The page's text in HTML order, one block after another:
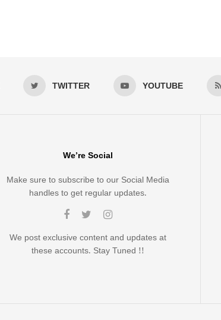
TWITTER YOUTUBE
We’re Social
Make sure to subscribe to our Social Media
handles to get regular updates.
We post exclusive content and updates at
these accounts. Stay Tuned !!